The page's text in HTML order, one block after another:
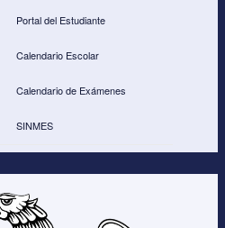
Portal del Estudiante
Calendario Escolar
Calendario de Exámenes
SINMES